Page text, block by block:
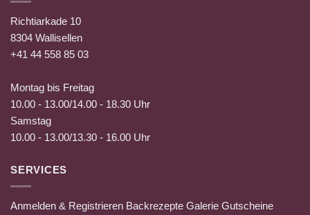
Richtiarkade 10
8304 Wallisellen
+41 44 558 85 03
Montag bis Freitag
10.00 - 13.00/14.00 - 18.30 Uhr
Samstag
10.00 - 13.00/13.30 - 16.00 Uhr
SERVICES
Anmelden & Registrieren Backrezepte Galerie Gutscheine